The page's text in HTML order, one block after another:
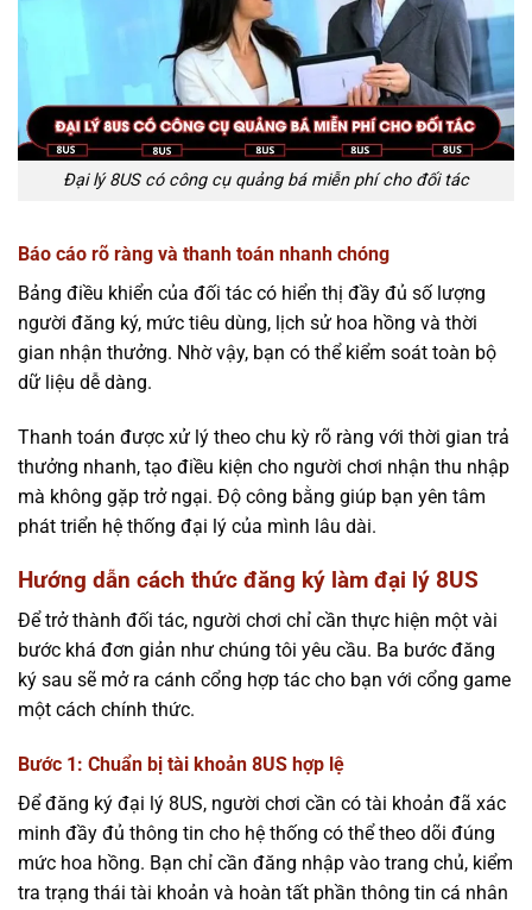
Đại lý 8US có công cụ quảng bá miễn phí cho đối tác
Báo cáo rõ ràng và thanh toán nhanh chóng
Bảng điều khiển của đối tác có hiển thị đầy đủ số lượng
người đăng ký, mức tiêu dùng, lịch sử hoa hồng và thời
gian nhận thưởng. Nhờ vậy, bạn có thể kiểm soát toàn bộ
dữ liệu dễ dàng.
Thanh toán được xử lý theo chu kỳ rõ ràng với thời gian trả
thưởng nhanh, tạo điều kiện cho người chơi nhận thu nhập
mà không gặp trở ngại. Độ công bằng giúp bạn yên tâm
phát triển hệ thống đại lý của mình lâu dài.
Hướng dẫn cách thức đăng ký làm đại lý 8US
Để trở thành đối tác, người chơi chỉ cần thực hiện một vài
bước khá đơn giản như chúng tôi yêu cầu. Ba bước đăng
ký sau sẽ mở ra cánh cổng hợp tác cho bạn với cổng game
một cách chính thức.
Bước 1: Chuẩn bị tài khoản 8US hợp lệ
Để đăng ký đại lý 8US, người chơi cần có tài khoản đã xác
minh đầy đủ thông tin cho hệ thống có thể theo dõi đúng
mức hoa hồng. Bạn chỉ cần đăng nhập vào trang chủ, kiểm
tra trạng thái tài khoản và hoàn tất phần thông tin cá nhân